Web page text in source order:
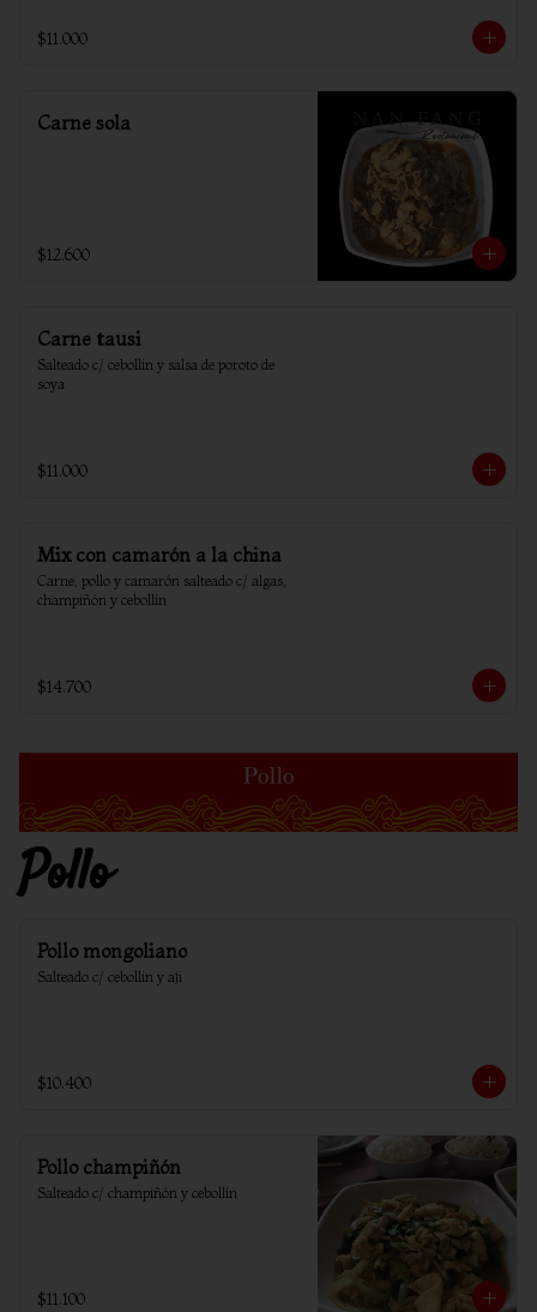
$11.000
Carne sola
$12.600
Carne tausi
Salteado c/ cebollin y salsa de poroto de
soya
$11.000
Mix con camarón a la china
Carne, pollo y camarón salteado c/ algas,
champiñón y cebollín
$14.700
Pollo
Pollo mongoliano
Salteado c/ cebollin y aji
$10.400
Pollo champiñón
Salteado c/ champiñón y cebollín
$11.100